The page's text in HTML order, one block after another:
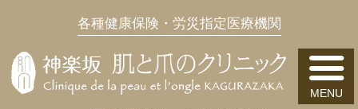
各種健康保険・労災指定医療機関